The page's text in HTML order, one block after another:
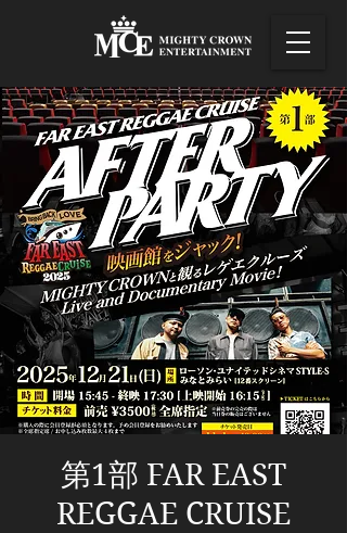
第1部 FAR EAST
REGGAE CRUISE